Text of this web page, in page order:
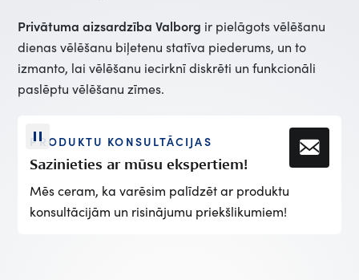
Privātuma aizsardzība Valborg ir pielāgots vēlēšanu
dienas vēlēšanu biļetenu statīva piederums, un to
izmanto, lai vēlēšanu iecirknī diskrēti un funkcionāli
paslēptu vēlēšanu zīmes.
PRODUKTU KONSULTĀCIJAS
Sazinieties ar mūsu ekspertiem!
Mēs ceram, ka varēsim palīdzēt ar produktu
konsultācijām un risinājumu priekšlikumiem!